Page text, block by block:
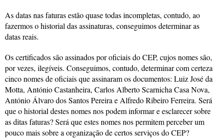
As datas nas faturas estão quase todas incompletas, contudo, ao
fazermos o historial das assinaturas, conseguimos determinar as
datas reais.
Os certificados são assinados por oficiais do CEP, cujos nomes são,
por vezes, ilegíveis. Conseguimos, contudo, determinar com certeza
cinco nomes de oficiais que assinaram os documentos: Luiz José da
Motta, António Castanheira, Carlos Alberto Scarnicha Casa Nova,
António Álvaro dos Santos Pereira e Alfredo Ribeiro Ferreira. Será
que o historial destes nomes nos podem informar e esclarecer sobre
as ditas faturas? Será que estes nomes nos permitem perceber um
pouco mais sobre a organização de certos serviços do CEP?